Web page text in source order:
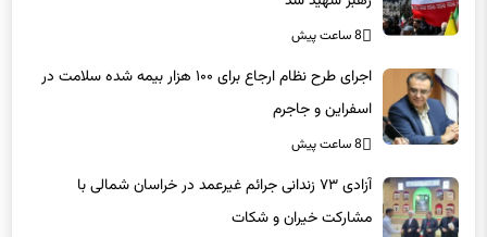
رهبر شهید شد
8 ساعت پیش
اسفراین و جاجرم
8 ساعت پیش
آزادی ۷۳ زندانی جرائم غیرعمد در خراسان شمالی با